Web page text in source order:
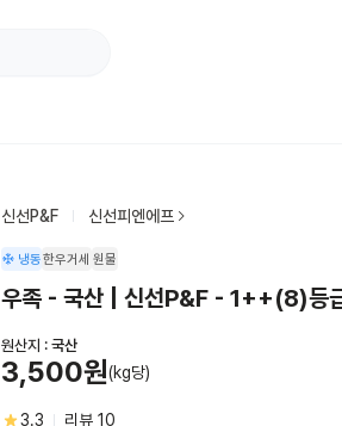
신선P&F 신선피엔에프
냉동한우거세 원물
우족 - 국산 | 신선P&F - 1++(8)등
원산지 : 국산
3,500원(kg당)
3.3 리뷰 10